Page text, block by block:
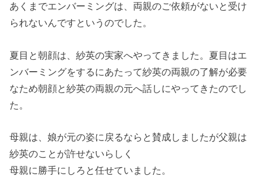
あくまでエンバーミングは、 両親のご依頼がないと受け
られないんですというのでした。
夏目と朝顔は、紗英の実家へやってきました。 夏目はエ
ンバーミングをするにあたって紗英の両親の了解が必要
なため朝顔と紗英の両親の元へ話しにやってきたのでし
た。
母親は、娘が元の姿に戻るならと賛成しましたが父親は
紗英のことが許せないらしく
母親に勝手にしろと任せていました。